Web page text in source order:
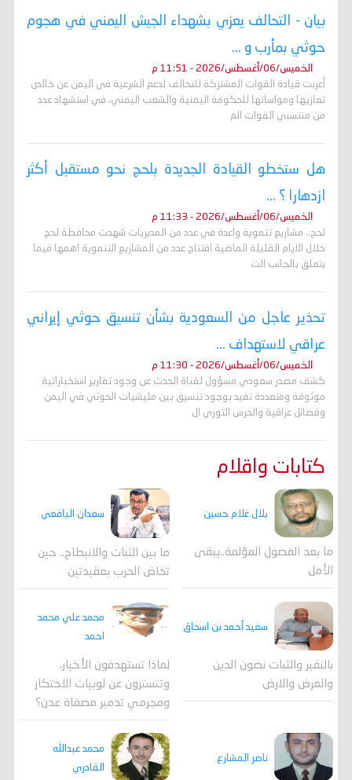
بيان - التحالف يعزي بشهداء الجيش اليمني في هجوم
حوثي بمأرب و ...
الخميس/06/أغسطس/2026 - 11:51 م
أعربت قيادة القوات المشتركة للتحالف لدعم الشرعية في اليمن عن خالص
تعازيها ومواساتها للحكومة اليمنية والشعب اليمني، في استشهاد عدد
من منتسبي القوات الم
هل ستخطو القيادة الجديدة بلحج نحو مستقبل أكثر
ازدهارا ؟ ...
الخميس/06/أغسطس/2026 - 11:33 م
لحج.. مشاريع تنموية واعدة في عدد من المديريات شهدت محافظة لحج
خلال الايام القليلة الماضية افتتاح عدد من المشاريع التنموية اهمها فيما
يتعلق بالجانب الت
تحذير عاجل من السعودية بشأن تنسيق حوثي إيراني
عراقي لاستهداف ...
الخميس/06/أغسطس/2026 - 11:30 م
كشف مصدر سعودي مسؤول لقناة الحدث عن وجود تقارير استخباراتية
موثوقة ومتعددة تفيد بوجود تنسيق بين مليشيات الحوثي في اليمن
وفصائل عراقية والحرس الثوري ال
كتابات واقلام
بلال غلام حسين
ما بعد الفصول المؤلمة..يبقى
الأمل
سعدان اليافعي
ما بين الثبات والانبطاح.. حين
تخاض الحرب بعقيدتين
سعيد أحمد بن اسحاق
بالنفير والثبات نصون الدين
والعرض والارض
محمد علي محمد
احمد
لماذا تستهدفون الأخيار،
وتتسترون عن لوبيات الاحتكار
ومجرمي تدمير مصفاة عدن؟
ناصر المشارع
محمد عبدالله
القادري